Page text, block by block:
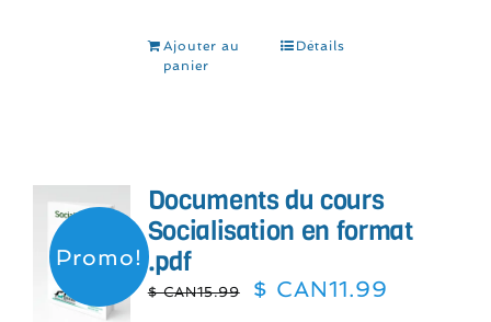
Ajouter au
panier
Détails
Promo!
Documents du cours
Socialisation en format
.pdf
$ CAN15.99
Le
$ CAN11.99